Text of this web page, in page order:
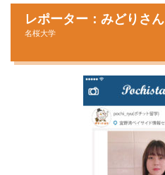
レポーター：みどりさん
名桜大学